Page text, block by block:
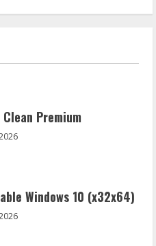
Premium
Windows 10 (x32x64)